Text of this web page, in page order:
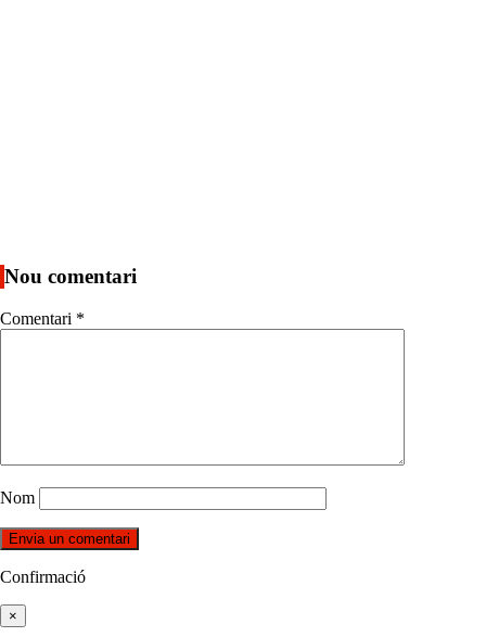
Nou comentari
Comentari *
Nom
Confirmació
×